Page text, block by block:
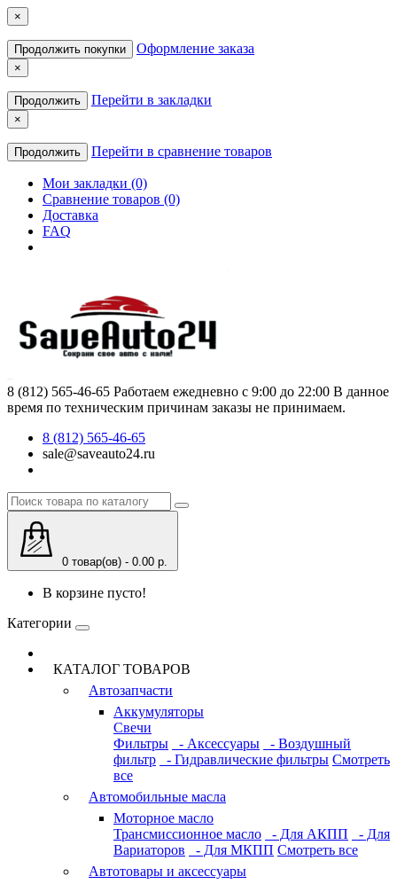
×
Продолжить покупки Оформление заказа
×
Продолжить Перейти в закладки
×
Продолжить Перейти в сравнение товаров
Мои закладки (0)
Сравнение товаров (0)
Доставка
FAQ
8 (812) 565-46-65 Работаем ежедневно с 9:00 до 22:00 В данное
время по техническим причинам заказы не принимаем.
8 (812) 565-46-65
sale@saveauto24.ru
0 товар(ов) - 0.00 р.
В корзине пусто!
Категории
КАТАЛОГ ТОВАРОВ
Автозапчасти
Аккумуляторы
Свечи
Фильтры
- Аксессуары
- Воздушный
фильтр
- Гидравлические фильтры Смотреть
все
Автомобильные масла
Моторное масло
Трансмиссионное масло
- Для АКПП
- Для
Вариаторов
- Для МКПП Смотреть все
Автотовары и аксессуары